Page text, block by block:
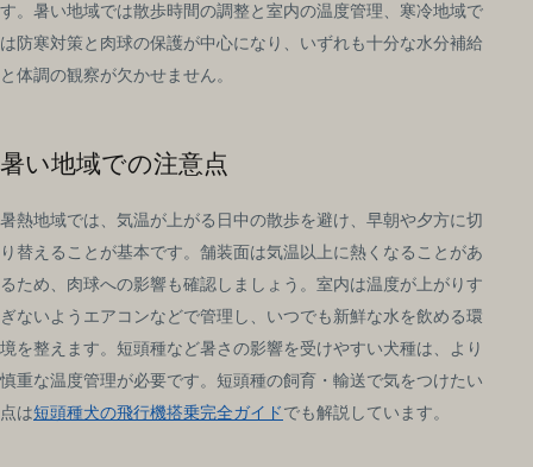
す。暑い地域では散歩時間の調整と室内の温度管理、寒冷地域で
は防寒対策と肉球の保護が中心になり、いずれも十分な水分補給
と体調の観察が欠かせません。
暑い地域での注意点
暑熱地域では、気温が上がる日中の散歩を避け、早朝や夕方に切
り替えることが基本です。舗装面は気温以上に熱くなることがあ
るため、肉球への影響も確認しましょう。室内は温度が上がりす
ぎないようエアコンなどで管理し、いつでも新鮮な水を飲める環
境を整えます。短頭種など暑さの影響を受けやすい犬種は、より
慎重な温度管理が必要です。短頭種の飼育・輸送で気をつけたい
点は短頭種犬の飛行機搭乗完全ガイドでも解説しています。